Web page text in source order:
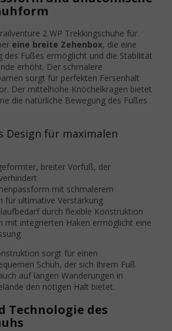
2 WP Trekkingschuhe für
eine breite Zehenbox, die eine
des Fußes ermöglicht und die Stabilität
erhöht. Der schmalere
sorgt für perfekten Fersenhalt
Der mittelhohe Knöchelkragen bietet
die natürliche Bewegung des Fußes
Design für maximalen
breiter Vorfuß, der
mit schmalerem
für ultimative Verstärkung
durch flexible Konstruktion
mit integrierten Haken ermöglicht eine
sorgt für einen
Schuh, der sich Ihrem Fuß
auf langen Wanderungen in
den nötigen Halt bietet.
Technologie des